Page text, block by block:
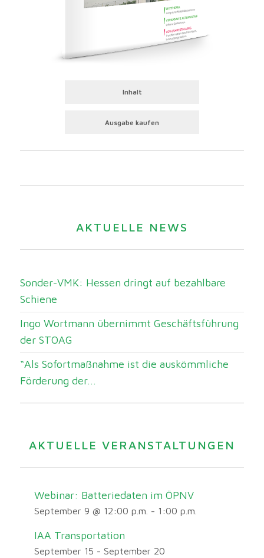
Inhalt
Ausgabe kaufen
AKTUELLE NEWS
Sonder-VMK: Hessen dringt auf bezahlbare
Schiene
Ingo Wortmann übernimmt Geschäftsführung
der STOAG
“Als Sofortmaßnahme ist die auskömmliche
Förderung der...
AKTUELLE VERANSTALTUNGEN
Webinar: Batteriedaten im ÖPNV
September 9 @ 12:00 p.m. - 1:00 p.m.
IAA Transportation
September 15 - September 20